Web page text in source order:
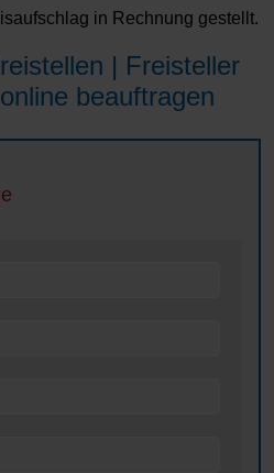
in Rechnung gestellt.
| Freisteller
beauftragen